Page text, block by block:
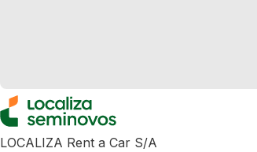
LOCALIZA Rent a Car S/A